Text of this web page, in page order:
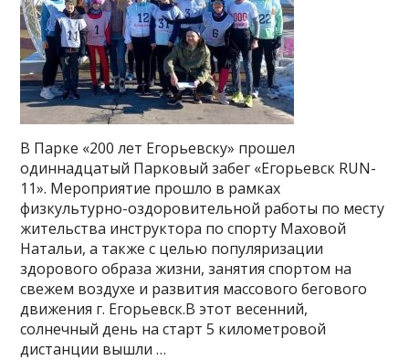
В Парке «200 лет Егорьевску» прошел
одиннадцатый Парковый забег «Егорьевск RUN-
11». Мероприятие прошло в рамках
физкультурно-оздоровительной работы по месту
жительства инструктора по спорту Маховой
Натальи, а также с целью популяризации
здорового образа жизни, занятия спортом на
свежем воздухе и развития массового бегового
движения г. Егорьевск.В этот весенний,
солнечный день на старт 5 километровой
дистанции вышли …